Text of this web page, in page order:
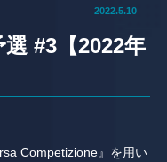
2022.5.10
#3【2022年
Competizione』を用い